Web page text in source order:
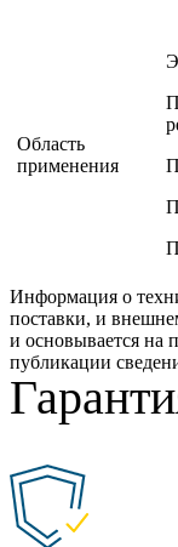
Область
применения
Информация о
поставки, и
и основывается на
публикации